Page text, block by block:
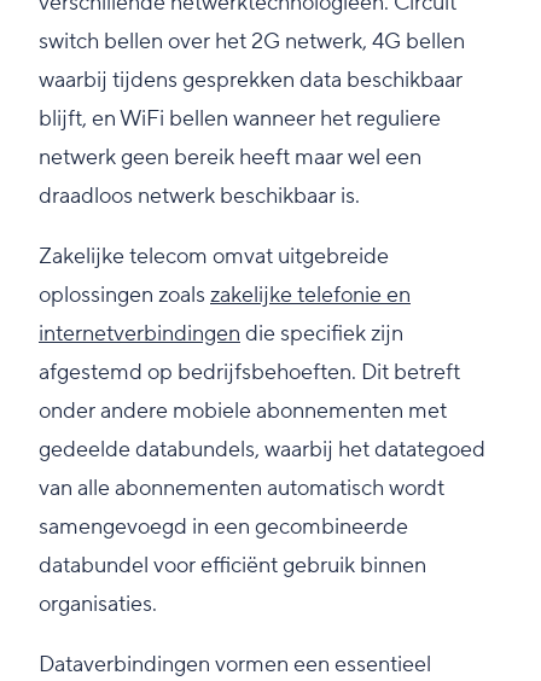
switch bellen over het 2G netwerk, 4G bellen
waarbij tijdens gesprekken data beschikbaar
blijft, en WiFi bellen wanneer het reguliere
netwerk geen bereik heeft maar wel een
draadloos netwerk beschikbaar is.
Zakelijke telecom omvat uitgebreide
oplossingen zoals zakelijke telefonie en
internetverbindingen die specifiek zijn
afgestemd op bedrijfsbehoeften. Dit betreft
onder andere mobiele abonnementen met
gedeelde databundels, waarbij het datategoed
van alle abonnementen automatisch wordt
samengevoegd in een gecombineerde
databundel voor efficiënt gebruik binnen
organisaties.
Dataverbindingen vormen een essentieel